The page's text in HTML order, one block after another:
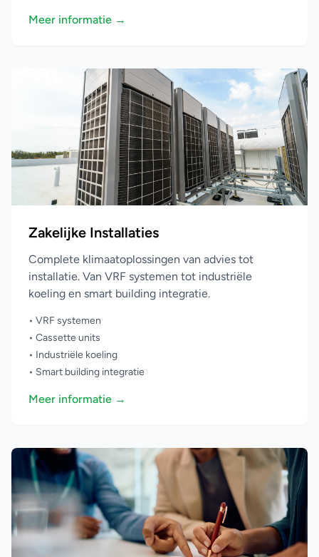
Meer informatie →
Zakelijke Installaties
Complete klimaatoplossingen van advies tot
installatie. Van VRF systemen tot industriële
koeling en smart building integratie.
• VRF systemen
• Cassette units
• Industriële koeling
• Smart building integratie
Meer informatie →